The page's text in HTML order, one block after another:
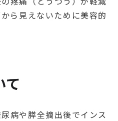
ら見えないために美容的
て
病や膵全摘出後でインス